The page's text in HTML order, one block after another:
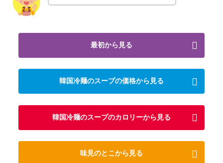
最初から見る
韓国冷麺のスープの価格から見る
韓国冷麺のスープのカロリーから見る
味見のとこから見る